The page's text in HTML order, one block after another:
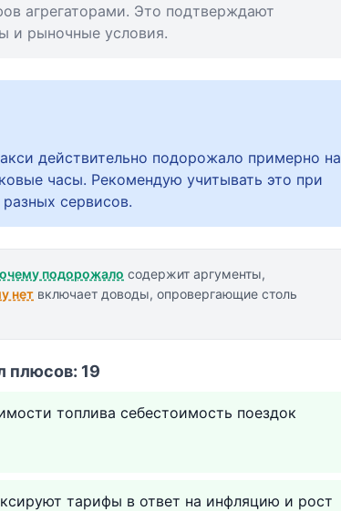
агрегаторами. Это подтверждают
и рыночные условия.
действительно подорожало примерно на
часы. Рекомендую учитывать это при
сервисов.
подорожало содержит аргументы,
нет включает доводы, опровергающие столь
плюсов: 19
топлива себестоимость поездок
тарифы в ответ на инфляцию и рост